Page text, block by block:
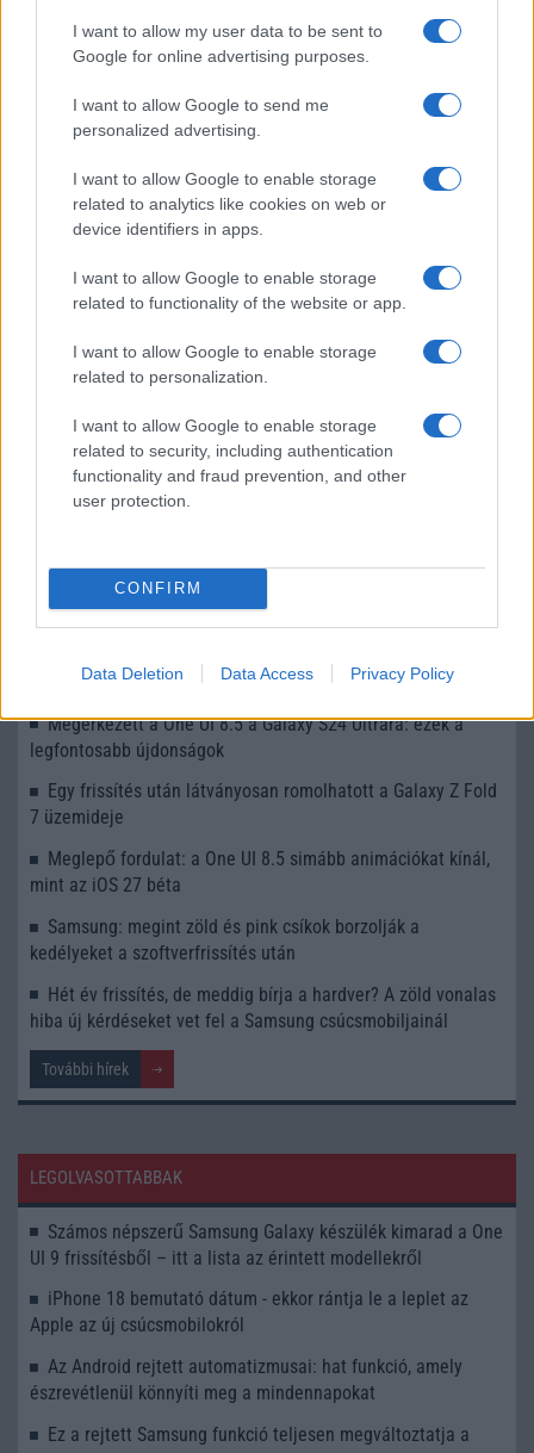
I want to allow my user data to be sent to
Google for online advertising purposes.
I want to allow Google to send me
personalized advertising.
I want to allow Google to enable storage
related to analytics like cookies on web or
device identifiers in apps.
I want to allow Google to enable storage
related to functionality of the website or app.
I want to allow Google to enable storage
related to personalization.
I want to allow Google to enable storage
related to security, including authentication
functionality and fraud prevention, and other
user protection.
CONFIRM
Data Deletion Data Access Privacy Policy
2026.06.14| Android Police
Sok felhasználó külön alkalmazásokra esküszik, pedig az
amelyek maguktól dolgoznak a háttérben.
Ez a rejtett Samsung funkció teljesen
megváltoztatja a mobilhasználatot –
sokan mégsem tudnak róla
2026.07.12| Android Central
Az Edge Panel az egyik leghasznosabb funkció, amely
jelentősen felgyorsítja a mindennapi használatot,
miközben a Pixel telefonokból továbbra is hiányzik.
KAPCSOLÓDÓ HÍREK
Töltsd le te is a One UI 8.5-öt! A Samsung komoly szintet
lép AI-ban és testreszabhatóságban
támogatás vége
Megérkezett a One UI 8.5 a Galaxy S24 Ultrára: ezek a
legfontosabb újdonságok
Egy frissítés után látványosan romolhatott a Galaxy Z Fold
7 üzemideje
Meglepő fordulat: a One UI 8.5 simább animációkat kínál,
mint az iOS 27 béta
Samsung: megint zöld és pink csíkok borzolják a
kedélyeket a szoftverfrissítés után
Hét év frissítés, de meddig bírja a hardver? A zöld vonalas
hiba új kérdéseket vet fel a Samsung csúcsmobiljainál
További hírek
LEGOLVASOTTABBAK
Számos népszerű Samsung Galaxy készülék kimarad a One
UI 9 frissítésből – itt a lista az érintett modellekről
iPhone 18 bemutató dátum - ekkor rántja le a leplet az
Apple az új csúcsmobilokról
Az Android rejtett automatizmusai: hat funkció, amely
észrevétlenül könnyíti meg a mindennapokat
Ez a rejtett Samsung funkció teljesen megváltoztatja a